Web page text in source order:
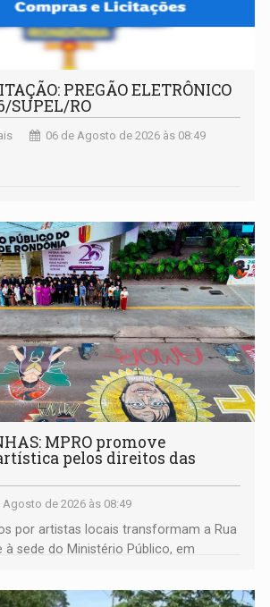
PREGÃO ELETRÔNICO
SUPEL/RO
06 de Agosto de 2026 às 08:49
MPRO promove
pelos direitos das
Agosto de 2026 às 08:49
por artistas locais transformam a Rua
sede do Ministério Público, em
à violência